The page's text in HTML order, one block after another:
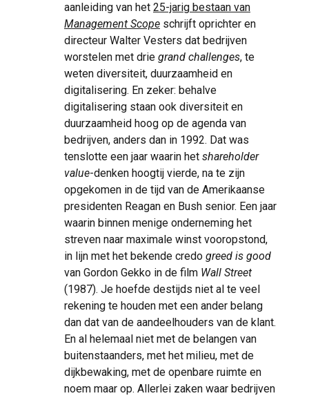
aanleiding van het 25-jarig bestaan van
Management Scope schrijft oprichter en
directeur Walter Vesters dat bedrijven
worstelen met drie grand challenges, te
weten diversiteit, duurzaamheid en
digitalisering. En zeker: behalve
digitalisering staan ook diversiteit en
duurzaamheid hoog op de agenda van
bedrijven, anders dan in 1992. Dat was
tenslotte een jaar waarin het shareholder
value-denken hoogtij vierde, na te zijn
opgekomen in de tijd van de Amerikaanse
presidenten Reagan en Bush senior. Een jaar
waarin binnen menige onderneming het
streven naar maximale winst vooropstond,
in lijn met het bekende credo greed is good
van Gordon Gekko in de film Wall Street
(1987). Je hoefde destijds niet al te veel
rekening te houden met een ander belang
dan dat van de aandeelhouders van de klant.
En al helemaal niet met de belangen van
buitenstaanders, met het milieu, met de
dijkbewaking, met de openbare ruimte en
noem maar op. Allerlei zaken waar bedrijven